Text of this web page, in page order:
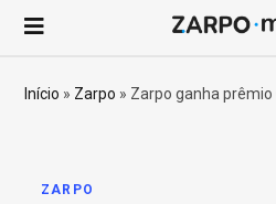
Início » Zarpo » Zarpo ganha prêmio
ZARPO